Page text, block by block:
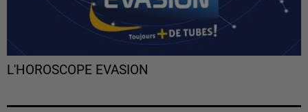
L'HOROSCOPE EVASION